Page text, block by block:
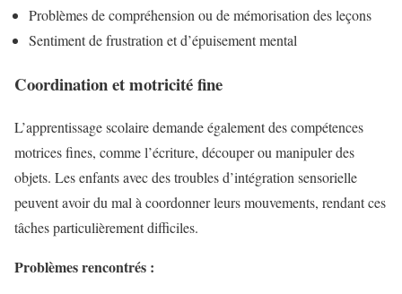
Problèmes de compréhension ou de mémorisation des leçons
Sentiment de frustration et d’épuisement mental
Coordination et motricité fine
L’apprentissage scolaire demande également des compétences
motrices fines, comme l’écriture, découper ou manipuler des
objets. Les enfants avec des troubles d’intégration sensorielle
peuvent avoir du mal à coordonner leurs mouvements, rendant ces
tâches particulièrement difficiles.
Problèmes rencontrés :